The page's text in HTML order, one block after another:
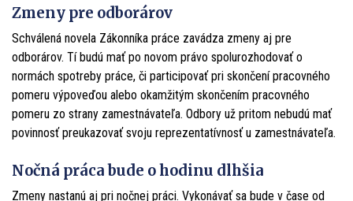
Zmeny pre odborárov
Schválená novela Zákonníka práce zavádza zmeny aj pre
odborárov. Tí budú mať po novom právo spolurozhodovať o
normách spotreby práce, či participovať pri skončení pracovného
pomeru výpoveďou alebo okamžitým skončením pracovného
pomeru zo strany zamestnávateľa. Odbory už pritom nebudú mať
povinnosť preukazovať svoju reprezentatívnosť u zamestnávateľa.
Nočná práca bude o hodinu dlhšia
Zmeny nastanú aj pri nočnej práci. Vykonávať sa bude v čase od